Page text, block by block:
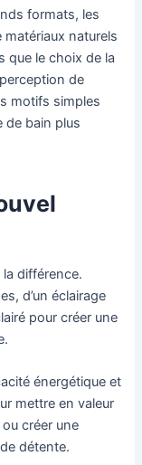
formats, les
naturels
que le choix de la
de
motifs simples
de bain plus
différence.
d’un éclairage
pour créer une
énergétique et
mettre en valeur
créer une
détente.